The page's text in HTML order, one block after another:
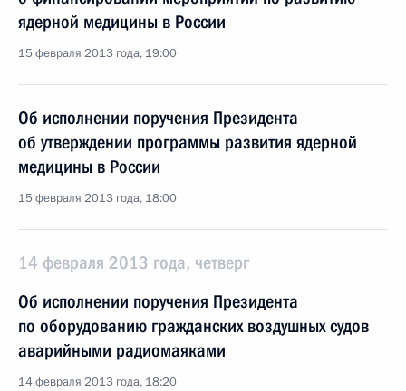
ядерной медицины в России
15 февраля 2013 года, 19:00
Об исполнении поручения Президента
об утверждении программы развития ядерной
медицины в России
15 февраля 2013 года, 18:00
14 февраля 2013 года, четверг
Об исполнении поручения Президента
по оборудованию гражданских воздушных судов
аварийными радиомаяками
14 февраля 2013 года, 18:20